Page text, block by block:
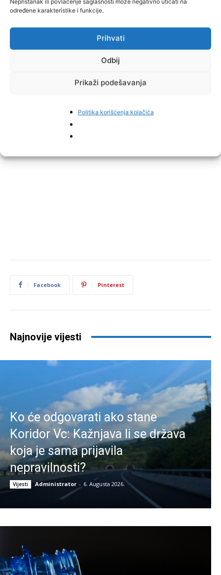
određene karakteristike i funkcije.
Prihvati
Odbij
Prikaži podešavanja
Politika korišćenja kolačića
Facebook Pinterest
Najnovije vijesti
Ko će odgovarati ako stane
Koridor Vc: Kažnjava li se država
koja je sama prijavila
nepravilnosti?
Vijesti Administrator - 6. Augusta 2026.